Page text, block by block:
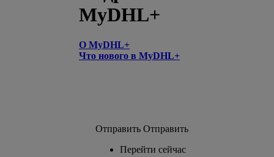
MyDHL+
О MyDHL+
Что нового в MyDHL+
Отправить Отправить
Перейти сейчас